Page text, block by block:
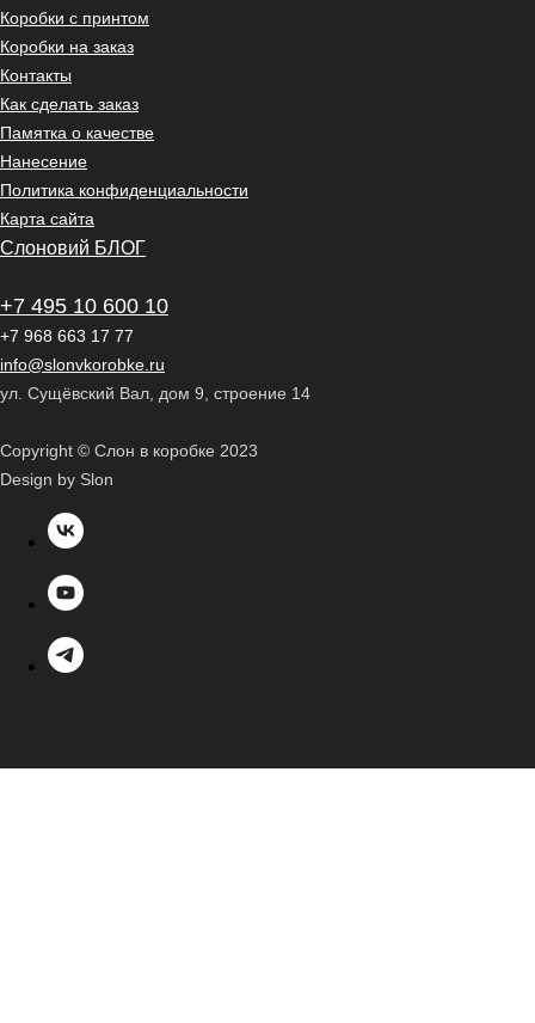
Коробки с принтом
Коробки на заказ
Контакты
Как сделать заказ
Памятка о качестве
Нанесение
Политика конфиденциальности
Карта сайта
Слоновий БЛОГ
+7 495 10 600 10
+7 968 663 17 77
info@slonvkorobke.ru
ул. Сущёвский Вал, дом 9, строение 14
Copyright © Слон в коробке 2023
Design by Slon